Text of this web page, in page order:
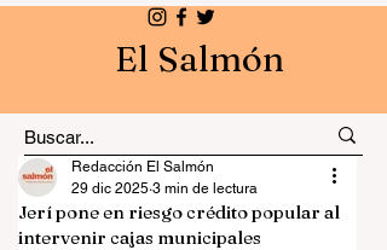
El Salmón
Jerí pone en riesgo crédito popular al
intervenir cajas municipales
Redacción El Salmón
29 dic 2025 3 min de lectura